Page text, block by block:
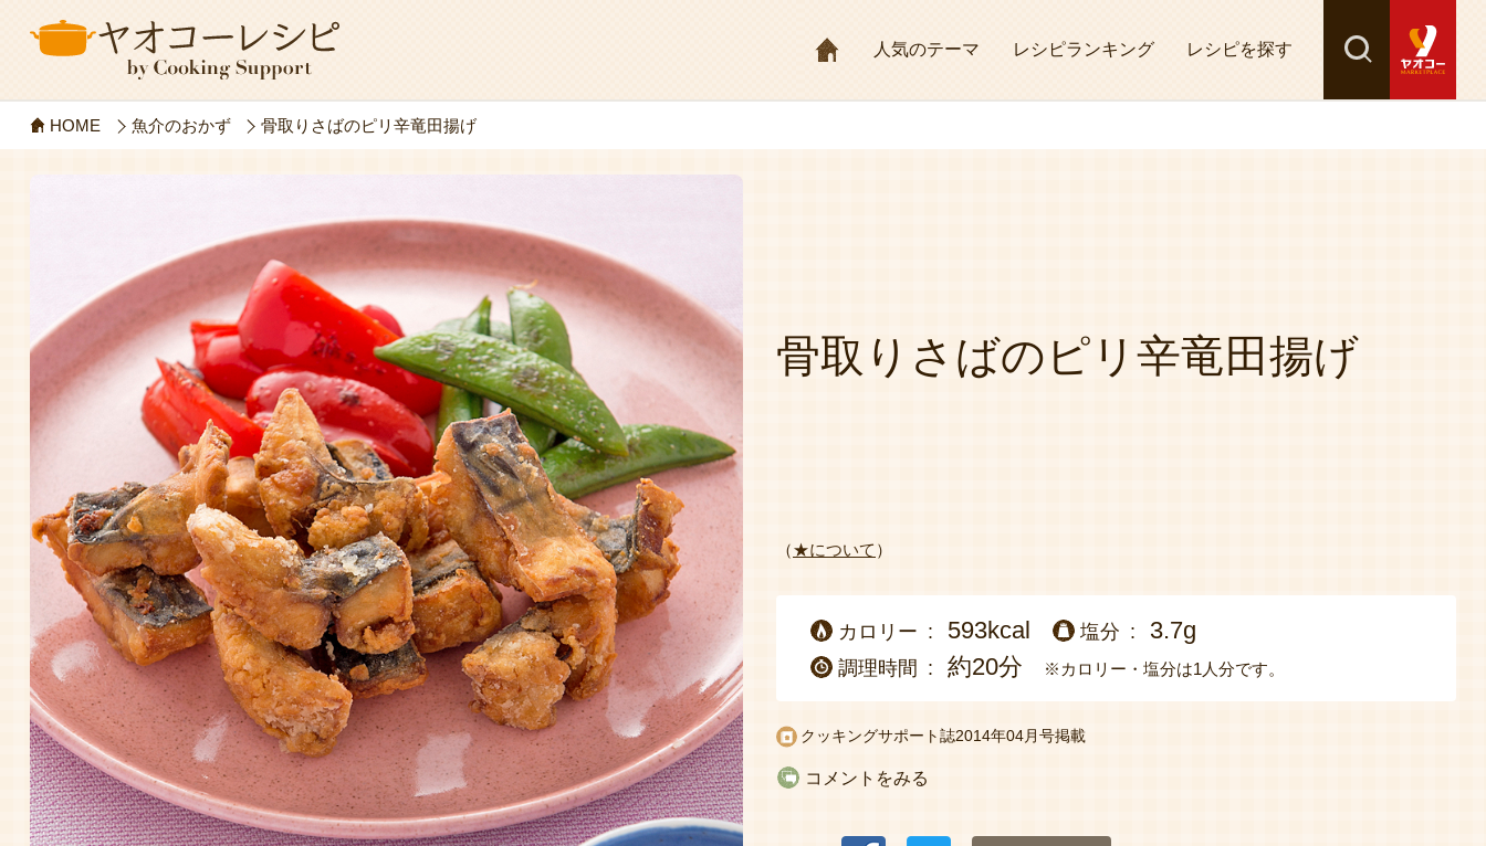
HOME人気のテーマ レシピランキング レシピを探す 検索
探す
HOME 魚介のおかず 骨取りさばのピリ辛竜田揚げ
骨取りさばのピリ辛竜田揚げ
（★について ）
カロリー 593kcal 塩分 3.7g
調理時間 約20分 ※カロリー・塩分は1人分です。
クッキングサポート誌2014年04月号掲載
コメントをみる